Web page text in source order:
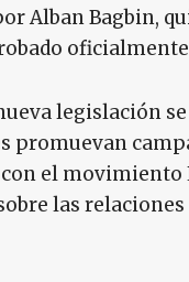
Alban Bagbin,
legislación
promuevan
el movimiento
las